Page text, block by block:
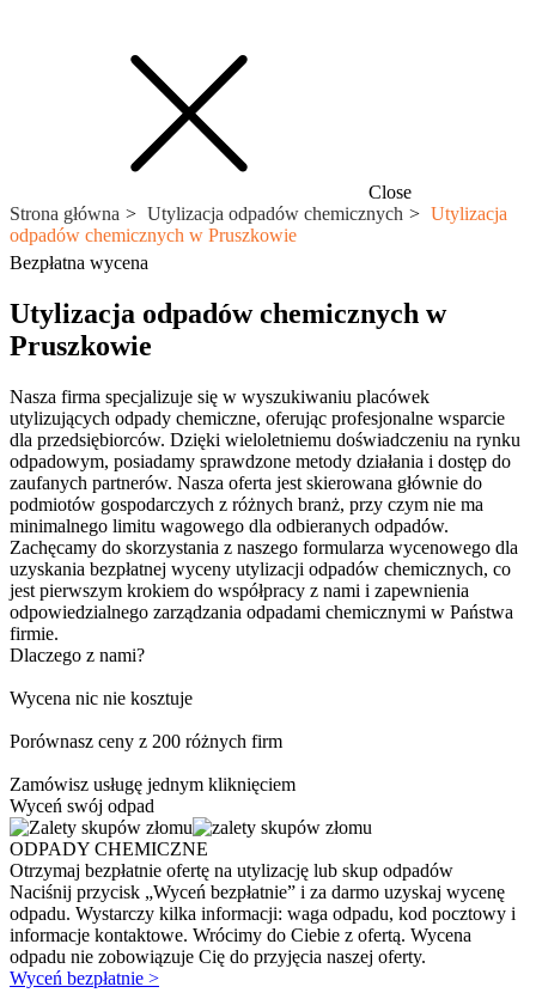
Close
Strona główna
Utylizacja odpadów chemicznych
Utylizacja
odpadów chemicznych w Pruszkowie
Bezpłatna wycena
Utylizacja odpadów chemicznych w
Pruszkowie
Nasza firma specjalizuje się w wyszukiwaniu placówek
utylizujących odpady chemiczne, oferując profesjonalne wsparcie
dla przedsiębiorców. Dzięki wieloletniemu doświadczeniu na rynku
odpadowym, posiadamy sprawdzone metody działania i dostęp do
zaufanych partnerów. Nasza oferta jest skierowana głównie do
podmiotów gospodarczych z różnych branż, przy czym nie ma
minimalnego limitu wagowego dla odbieranych odpadów.
Zachęcamy do skorzystania z naszego formularza wycenowego dla
uzyskania bezpłatnej wyceny utylizacji odpadów chemicznych, co
jest pierwszym krokiem do współpracy z nami i zapewnienia
odpowiedzialnego zarządzania odpadami chemicznymi w Państwa
firmie.
Dlaczego z nami?
Wycena nic nie kosztuje
Porównasz ceny z 200 różnych firm
Zamówisz usługę jednym kliknięciem
Wyceń swój odpad
ODPADY CHEMICZNE
Otrzymaj bezpłatnie ofertę na utylizację lub skup odpadów
Naciśnij przycisk „Wyceń bezpłatnie” i za darmo uzyskaj wycenę
odpadu. Wystarczy kilka informacji: waga odpadu, kod pocztowy i
informacje kontaktowe. Wrócimy do Ciebie z ofertą. Wycena
odpadu nie zobowiązuje Cię do przyjęcia naszej oferty.
Wyceń bezpłatnie >